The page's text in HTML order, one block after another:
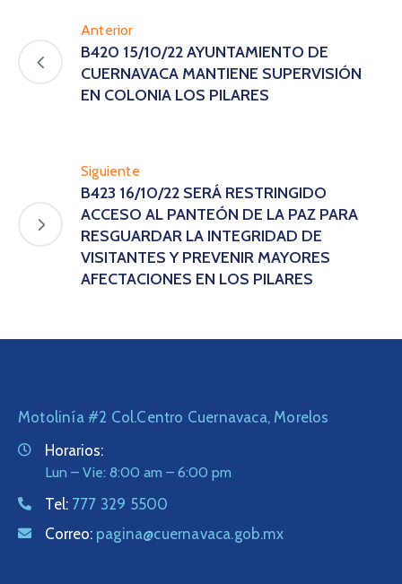
Anterior
B420 15/10/22 AYUNTAMIENTO DE
CUERNAVACA MANTIENE SUPERVISIÓN
EN COLONIA LOS PILARES
Siguiente
B423 16/10/22 SERÁ RESTRINGIDO
ACCESO AL PANTEÓN DE LA PAZ PARA
RESGUARDAR LA INTEGRIDAD DE
VISITANTES Y PREVENIR MAYORES
AFECTACIONES EN LOS PILARES
Motolinía #2 Col.Centro Cuernavaca, Morelos
Horarios:
Lun – Vie: 8:00 am – 6:00 pm
Tel: 777 329 5500
Correo: pagina@cuernavaca.gob.mx